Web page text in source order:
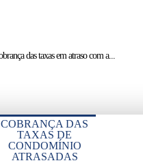
das taxas em atrasocom a...
COBRANÇA DAS
TAXAS DE
CONDOMÍNIO
ATRASADAS